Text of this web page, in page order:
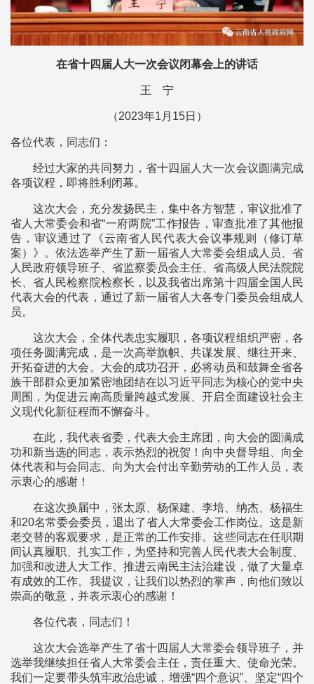
在省十四届人大一次会议闭幕会上的讲话
王 宁
（2023年1月15日）
各位代表，同志们：
经过大家的共同努力，省十四届人大一次会议圆满完成
各项议程，即将胜利闭幕。
这次大会，充分发扬民主，集中各方智慧，审议批准了
省人大常委会和省“一府两院”工作报告，审查批准了其他报
告，审议通过了《云南省人民代表大会议事规则（修订草
案）》。依法选举产生了新一届省人大常委会组成人员、省
人民政府领导班子、省监察委员会主任、省高级人民法院院
长、省人民检察院检察长，以及我省出席第十四届全国人民
代表大会的代表，通过了新一届省人大各专门委员会组成人
员。
这次大会，全体代表忠实履职，各项议程组织严密，各
项任务圆满完成，是一次高举旗帜、共谋发展、继往开来、
开拓奋进的大会。大会的成功召开，必将动员和鼓舞全省各
族干部群众更加紧密地团结在以习近平同志为核心的党中央
周围，为促进云南高质量跨越式发展、开启全面建设社会主
义现代化新征程而不懈奋斗。
在此，我代表省委，代表大会主席团，向大会的圆满成
功和新当选的同志，表示热烈的祝贺！向中央督导组、向全
体代表和与会同志、向为大会付出辛勤劳动的工作人员，表
示衷心的感谢！
在这次换届中，张太原、杨保建、李培、纳杰、杨福生
和20名常委会委员，退出了省人大常委会工作岗位。这是新
老交替的客观要求，是正常的工作安排。这些同志在任职期
间认真履职、扎实工作，为坚持和完善人民代表大会制度、
加强和改进人大工作、推进云南民主法治建设，做了大量卓
有成效的工作。我提议，让我们以热烈的掌声，向他们致以
崇高的敬意，并表示衷心的感谢！
各位代表，同志们！
这次大会选举产生了省十四届人大常委会领导班子，并
选举我继续担任省人大常委会主任，责任重大、使命光荣。
我们一定要带头筑牢政治忠诚，增强“四个意识”、坚定“四个